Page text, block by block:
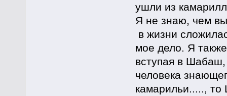
ушли из
Я не знаю, чем вы
в жизни
мое дело. Я
вступая в Шабаш,
человека
камарильи.....,